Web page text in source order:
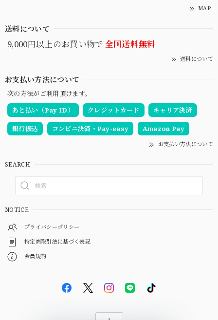
MAP
送料について
9,000円以上のお買い物で 全国送料無料
送料について
お支払い方法について
次の方法がご利用頂けます。
あと払い（Pay ID）
クレジットカード キャリア決済
銀行振込 コンビニ決済・Pay-easy Amazon Pay
お支払い方法について
SEARCH
NOTICE
プライバシーポリシー
特定商取引法に基づく表記
会員規約